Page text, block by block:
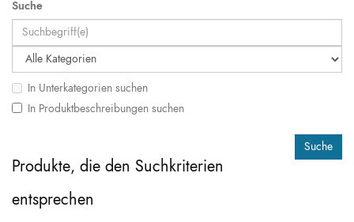
Suche
In Unterkategorien suchen
In Produktbeschreibungen suchen
Produkte, die den Suchkriterien
entsprechen